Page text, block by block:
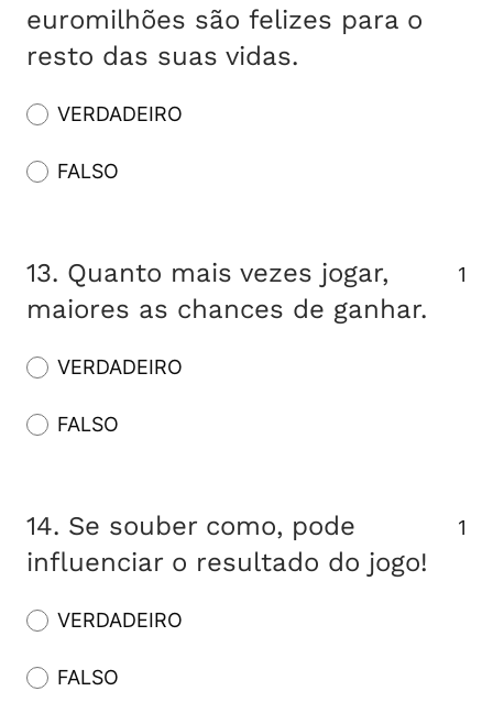
euromilhões são felizes para o
resto das suas vidas.
VERDADEIRO
FALSO
13. Quanto mais vezes jogar,
maiores as chances de ganhar.
1
VERDADEIRO
FALSO
14. Se souber como, pode
influenciar o resultado do jogo!
1
VERDADEIRO
FALSO